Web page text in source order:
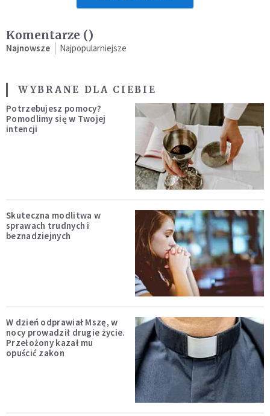
Komentarze ()
Najnowsze Najpopularniejsze
WYBRANE DLA CIEBIE
Potrzebujesz pomocy?
Pomodlimy się w Twojej
intencji
Skuteczna modlitwa w
sprawach trudnych i
beznadziejnych
W dzień odprawiał Mszę, w
nocy prowadził drugie życie.
Przełożony kazał mu
opuścić zakon